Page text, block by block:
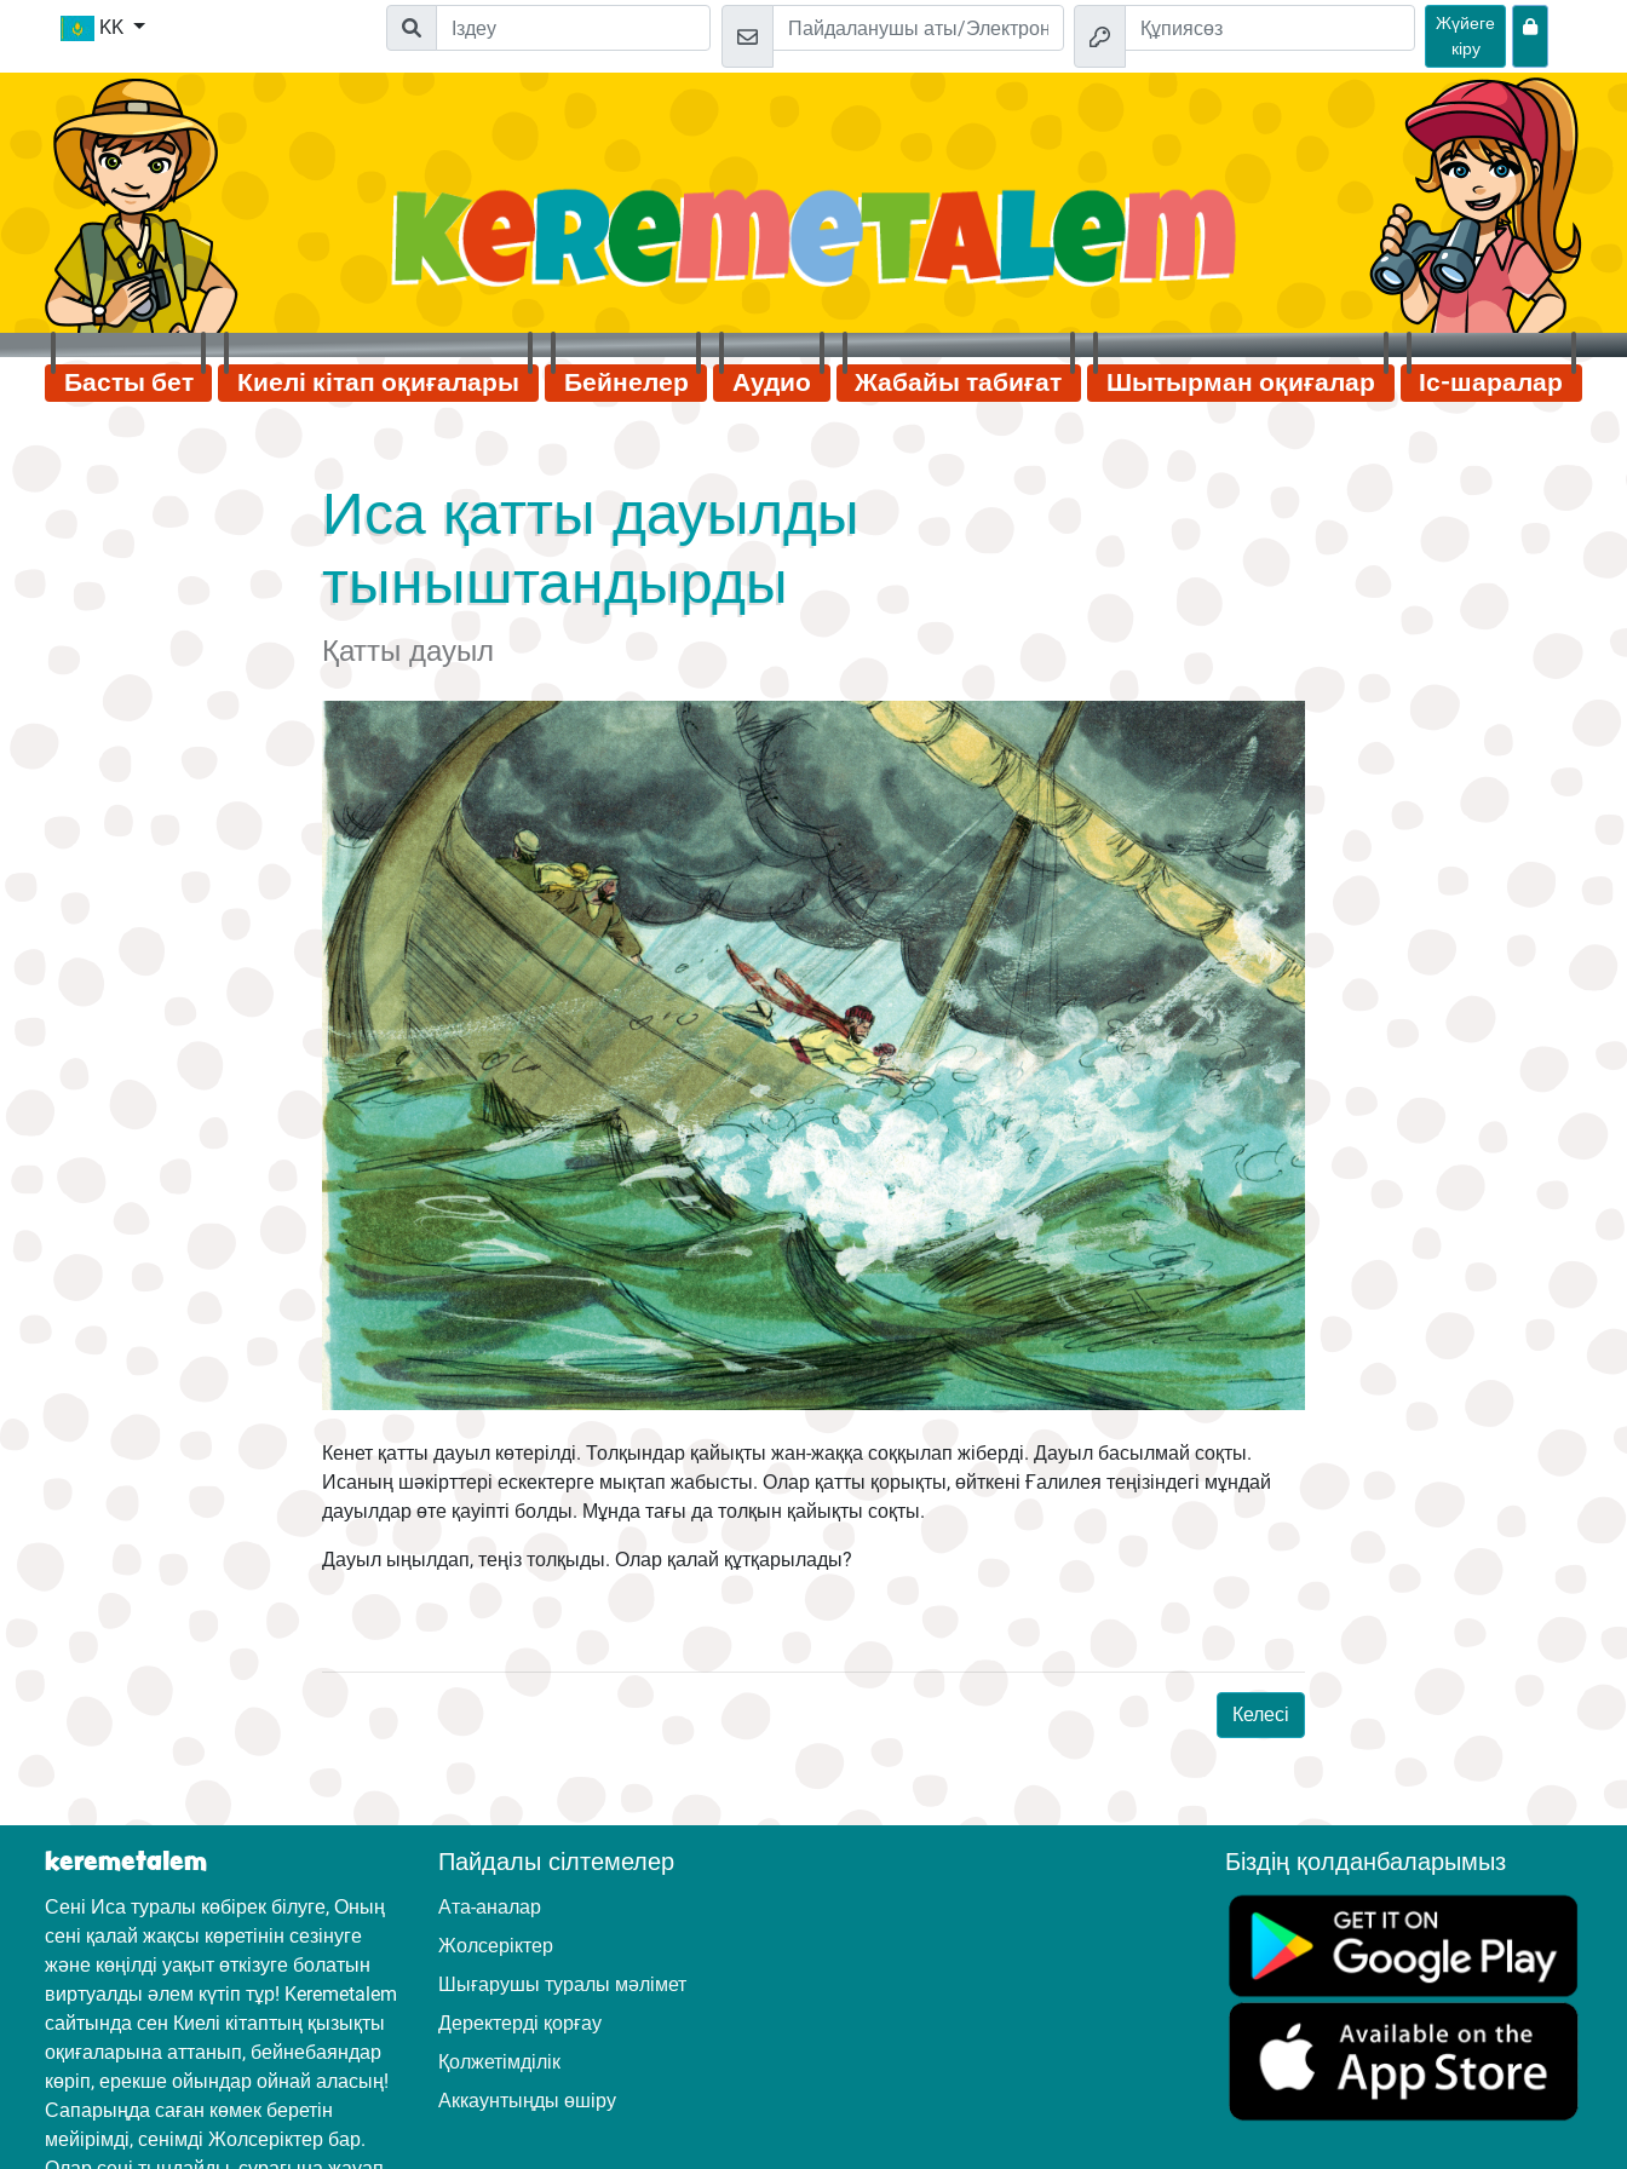
KK
Жүйеге
кіру
Басты бет Киелі кітап оқиғалары Бейнелер Аудио Жабайы табиғат Шытырман оқиғалар Іс-шаралар
Иса қатты дауылды
тыныштандырды
Қатты дауыл
Кенет қатты дауыл көтерілді. Толқындар қайықты жан-жаққа соққылап жіберді. Дауыл басылмай соқты.
Исаның шәкірттері ескектерге мықтап жабысты. Олар қатты қорықты, өйткені Ғалилея теңізіндегі мұндай
дауылдар өте қауіпті болды. Мұнда тағы да толқын қайықты соқты.
Дауыл ыңылдап, теңіз толқыды. Олар қалай құтқарылады?
Келесі
keremetalem
Сені Иса туралы көбірек білуге, Оның
сені қалай жақсы көретінін сезінуге
және көңілді уақыт өткізуге болатын
виртуалды әлем күтіп тұр! Keremetalem
сайтында сен Киелі кітаптың қызықты
оқиғаларына аттанып, бейнебаяндар
көріп, ерекше ойындар ойнай аласың!
Сапарыңда саған көмек беретін
мейірімді, сенімді Жолсеріктер бар.
Пайдалы сілтемелер
Ата-аналар
Жолсеріктер
Шығарушы туралы мәлімет
Деректерді қорғау
Қолжетімділік
Аккаунтыңды өшіру
Біздің қолданбаларымыз